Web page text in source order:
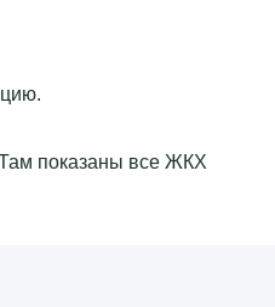
показаны все ЖКХ